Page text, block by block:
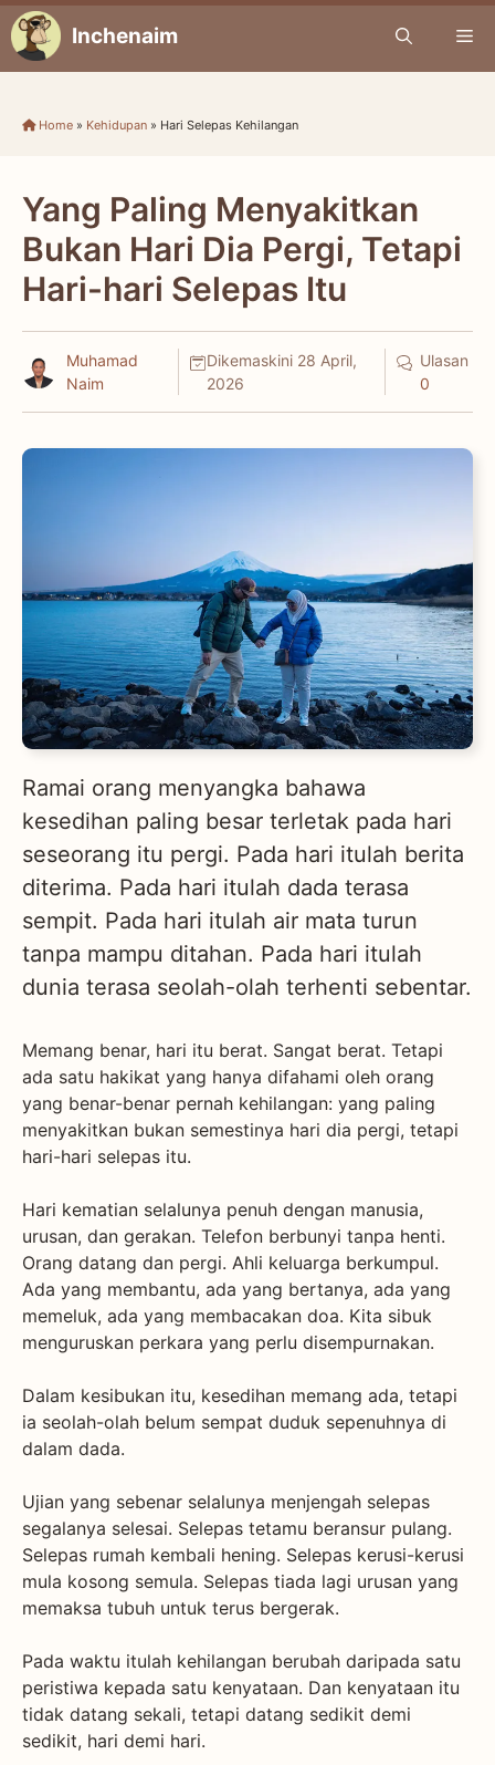
Skip
to
content
Inchenaim
Home » Kehidupan » Hari Selepas Kehilangan
Yang Paling Menyakitkan
Bukan Hari Dia Pergi, Tetapi
Hari-hari Selepas Itu
Muhamad
Naim
Dikemaskini 28 April,
2026
Ulasan
0
Ramai orang menyangka bahawa
kesedihan paling besar terletak pada hari
seseorang itu pergi. Pada hari itulah berita
diterima. Pada hari itulah dada terasa
sempit. Pada hari itulah air mata turun
tanpa mampu ditahan. Pada hari itulah
dunia terasa seolah-olah terhenti sebentar.
Memang benar, hari itu berat. Sangat berat. Tetapi
ada satu hakikat yang hanya difahami oleh orang
yang benar-benar pernah kehilangan: yang paling
menyakitkan bukan semestinya hari dia pergi, tetapi
hari-hari selepas itu.
Hari kematian selalunya penuh dengan manusia,
urusan, dan gerakan. Telefon berbunyi tanpa henti.
Orang datang dan pergi. Ahli keluarga berkumpul.
Ada yang membantu, ada yang bertanya, ada yang
memeluk, ada yang membacakan doa. Kita sibuk
menguruskan perkara yang perlu disempurnakan.
Dalam kesibukan itu, kesedihan memang ada, tetapi
ia seolah-olah belum sempat duduk sepenuhnya di
dalam dada.
Ujian yang sebenar selalunya menjengah selepas
segalanya selesai. Selepas tetamu beransur pulang.
Selepas rumah kembali hening. Selepas kerusi-kerusi
mula kosong semula. Selepas tiada lagi urusan yang
memaksa tubuh untuk terus bergerak.
Pada waktu itulah kehilangan berubah daripada satu
peristiwa kepada satu kenyataan. Dan kenyataan itu
tidak datang sekali, tetapi datang sedikit demi
sedikit, hari demi hari.